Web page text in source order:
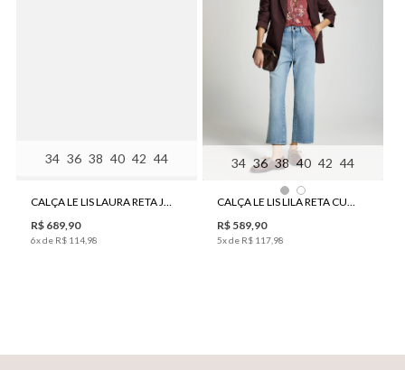
34 36 38 40 42 44
CALÇA LE LIS LAURA RETA JEANS FEMININA
R$ 689 90
6x de R$ 114 98
34 36 38 40 42 44
CALÇA LE LIS LILA RETA CURTA JEANS FEMININA
R$ 589 90
5x de R$ 117 98